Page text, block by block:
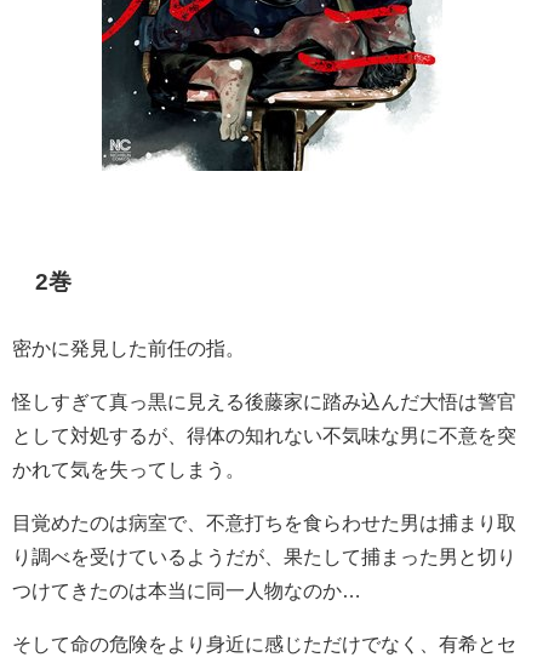
2巻
密かに発見した前任の指。
怪しすぎて真っ黒に見える後藤家に踏み込んだ大悟は警官
として対処するが、得体の知れない不気味な男に不意を突
かれて気を失ってしまう。
目覚めたのは病室で、不意打ちを食らわせた男は捕まり取
り調べを受けているようだが、果たして捕まった男と切り
つけてきたのは本当に同一人物なのか…
そして命の危険をより身近に感じただけでなく、有希とセ